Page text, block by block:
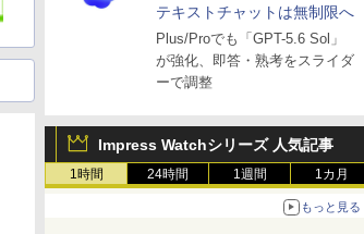
テキストチャットは無制限へ
Plus/Proでも「GPT-5.6 Sol」
が強化、即答・熟考をスライダ
ーで調整
Impress Watchシリーズ 人気記事
1時間 24時間 1週間 1カ月
もっと見る